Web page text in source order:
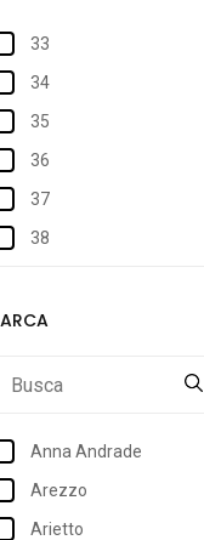
33
34
35
36
37
38
40
Anna Andrade
Arezzo
Arietto